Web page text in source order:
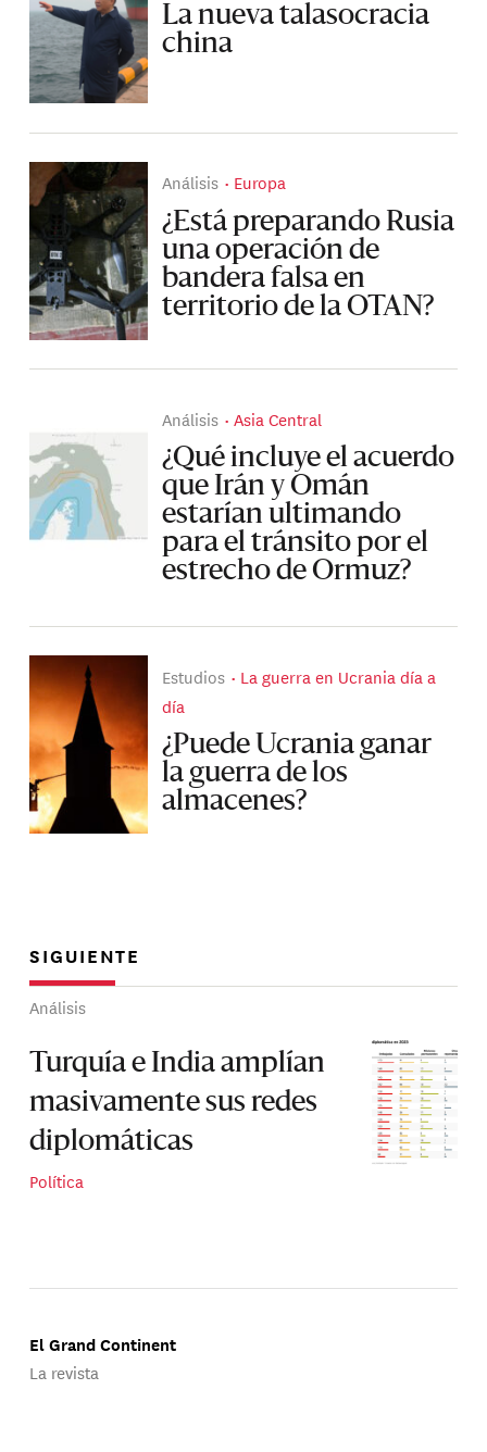
La nueva talasocracia
china
Análisis Europa
¿Está preparando Rusia
una operación de
bandera falsa en
territorio de la OTAN?
Análisis Asia Central
¿Qué incluye el acuerdo
que Irán y Omán
estarían ultimando
para el tránsito por el
estrecho de Ormuz?
Estudios
La guerra en Ucrania día a
día
¿Puede Ucrania ganar
la guerra de los
almacenes?
SIGUIENTE
Análisis
Turquía e India amplían
masivamente sus redes
diplomáticas
Política
El Grand Continent
La revista